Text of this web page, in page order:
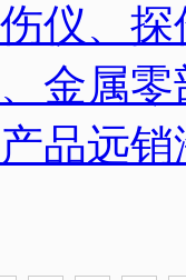
仪、
金属
品远